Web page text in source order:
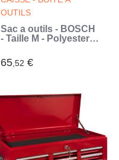
OUTILS
Sac a outils - BOSCH
- Taille M - Polyester
compartiments -
Acces facile (Bleu)
65,52 €